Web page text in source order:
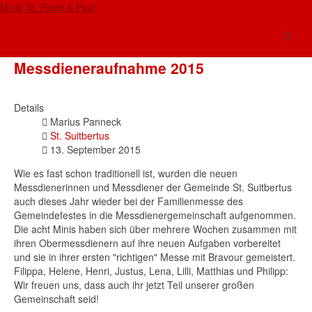
Minis St. Peter & Paul
Messdieneraufnahme 2015
Details
Marius Panneck
St. Suitbertus
13. September 2015
Wie es fast schon traditionell ist, wurden die neuen
Messdienerinnen und Messdiener der Gemeinde St. Suitbertus
auch dieses Jahr wieder bei der Familienmesse des
Gemeindefestes in die Messdienergemeinschaft aufgenommen.
Die acht Minis haben sich über mehrere Wochen zusammen mit
ihren Obermessdienern auf ihre neuen Aufgaben vorbereitet
und sie in ihrer ersten "richtigen" Messe mit Bravour gemeistert.
Filippa, Helene, Henri, Justus, Lena, Lilli, Matthias und Philipp:
Wir freuen uns, dass auch ihr jetzt Teil unserer großen
Gemeinschaft seid!